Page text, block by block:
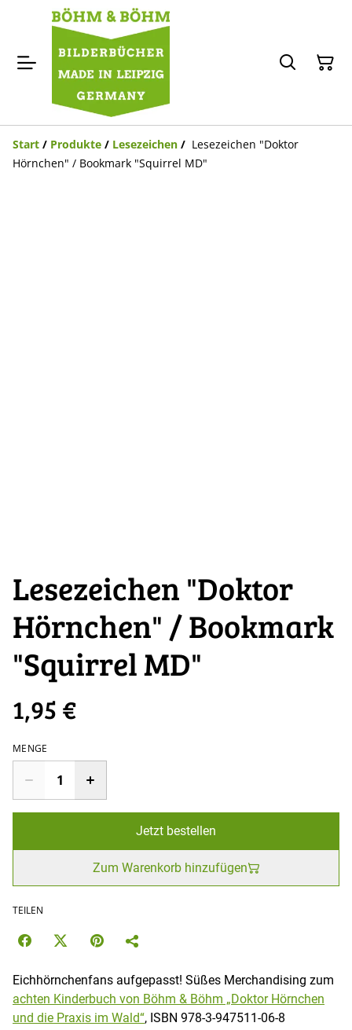
Start / Produkte / Lesezeichen / Lesezeichen "Doktor
Hörnchen" / Bookmark "Squirrel MD"
Lesezeichen "Doktor
Hörnchen" / Bookmark
"Squirrel MD"
1,95 €
MENGE
Jetzt bestellen
Zum Warenkorb hinzufügen
TEILEN
Eichhörnchenfans aufgepasst! Süßes Merchandising zum
achten Kinderbuch von Böhm & Böhm „Doktor Hörnchen
und die Praxis im Wald“, ISBN 978-3-947511-06-8